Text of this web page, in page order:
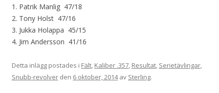
1. Patrik Manlig 47/18
2. Tony Holst 47/16
3. Jukka Holappa 45/15
4. Jim Andersson 41/16
Detta inlägg postades i Fält, Kaliber .357, Resultat, Serietävlingar,
Snubb-revolver den 6 oktober, 2014av Sterling.